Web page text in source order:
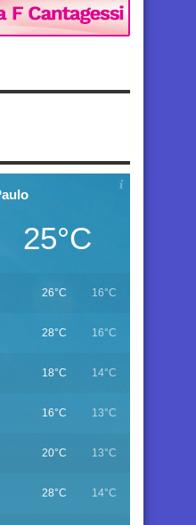
25°C
26°C 16°C
28°C 16°C
18°C 14°C
16°C 13°C
20°C 13°C
28°C 14°C